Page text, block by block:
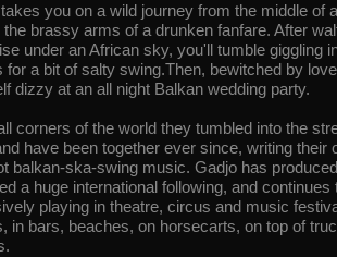
you on a wild journey from the middle of
the brassy arms of a drunken fanfare. After
under an African sky, you'll tumble giggling
for a bit of salty swing.Then, bewitched by
dizzy at an all night Balkan wedding party.
corners of the world they tumbled into the
have been together ever since, writing their
balkan-ska-swing music. Gadjo has
a huge international following, and continues
playing in theatre, circus and music
in bars, beaches, on horsecarts, on top of